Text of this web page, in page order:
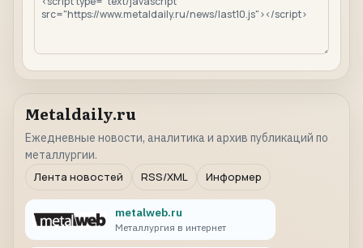
Metaldaily.ru
Ежедневные новости, аналитика и архив публикаций по
металлургии.
Лента новостей
RSS/XML Информер
metalweb.ru
Металлургия в интернет